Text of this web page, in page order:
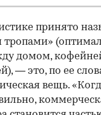
принято
домом,
— это, по ее
вещь.